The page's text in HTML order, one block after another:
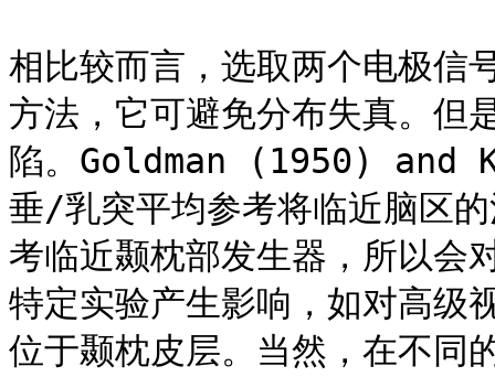
相比较而言，选取两个电极信
方法，它可避免分布失真。但
陷。Goldman (1950) and
垂/乳突平均参考将临近脑区
考临近颞枕部发生器，所以会
特定实验产生影响，如对高级
位于颞枕皮层。当然，在不同